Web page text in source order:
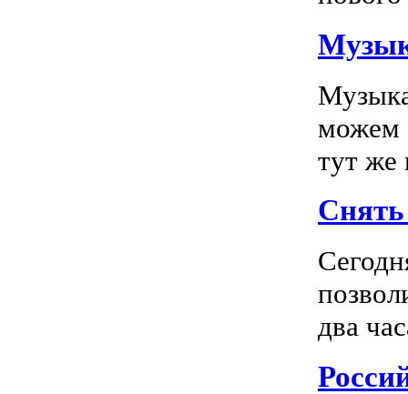
можем
тут же
Снять
два